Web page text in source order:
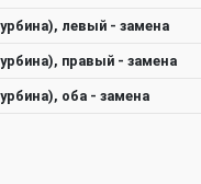
левый - замена
правый - замена
оба - замена